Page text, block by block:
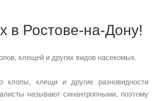
в Ростове-на-Дону!
клещей и других видов насекомых.
клопы, клещи и другие разновидности
называют синантропными, поэтому